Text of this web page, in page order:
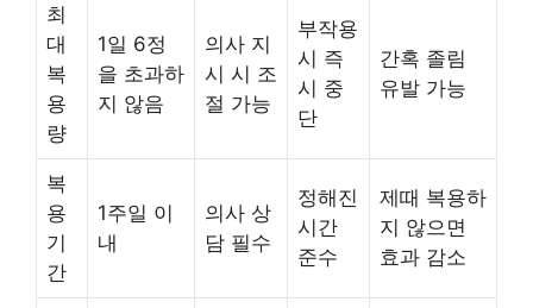
최
대
복
용
량
1일 6정
을 초과하
지 않음
의사 지
시 시 조
절 가능
부작용
시 즉
시 중
단
간혹 졸림
유발 가능
복
용
기
간
1주일 이
내
의사 상
담 필수
정해진
시간
준수
제때 복용하
지 않으면
효과 감소